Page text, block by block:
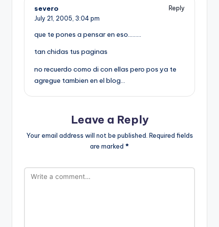
severo
Reply
July 21, 2005, 3:04 pm
que te pones a pensar en eso………
tan chidas tus paginas
no recuerdo como di con ellas pero pos ya te
agregue tambien en el blog…
Leave a Reply
Your email address will not be published. Required fields
are marked *